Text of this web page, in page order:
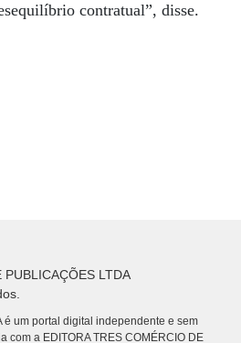
contratual”, disse.
LTDA
é um portal digital independente e sem
com a EDITORA TRES COMÉRCIO DE